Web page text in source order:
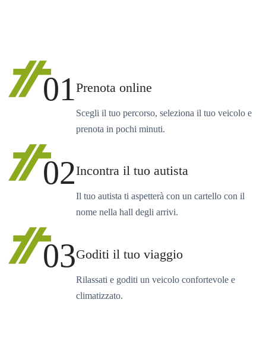
01Prenota online
Scegli il tuo percorso, seleziona il tuo veicolo e
prenota in pochi minuti.
02Incontra il tuo autista
Il tuo autista ti aspetterà con un cartello con il
nome nella hall degli arrivi.
03Goditi il tuo viaggio
Rilassati e goditi un veicolo confortevole e
climatizzato.